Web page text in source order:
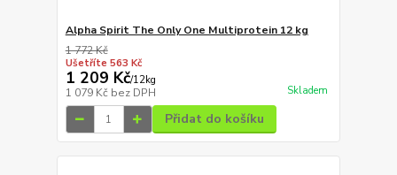
Alpha Spirit The Only One Multiprotein 12 kg
1 772 Kč
Ušetříte 563 Kč
1 209 Kč/12kg
1 079 Kč bez DPH Skladem
Přidat do košíku